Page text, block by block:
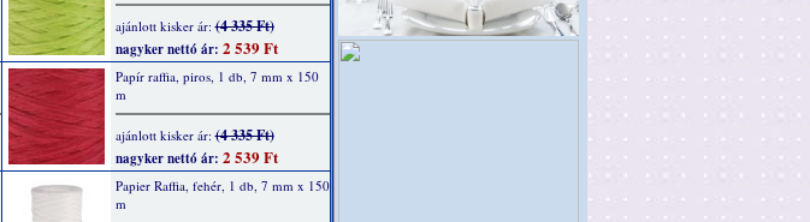
ajánlott kisker ár:(4 335 Ft)
nagyker nettó ár: 2 539 Ft
Papír raffia, piros, 1 db, 7 mm x 150
m
ajánlott kisker ár:(4 335 Ft)
nagyker nettó ár: 2 539 Ft
Papier Raffia, fehér, 1 db, 7 mm x 150
m